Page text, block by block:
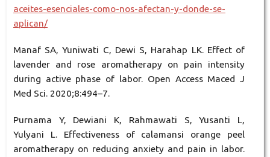
aceites-esenciales-como-nos-afectan-y-donde-se-
aplican/
Manaf SA, Yuniwati C, Dewi S, Harahap LK. Effect of
lavender and rose aromatherapy on pain intensity
during active phase of labor. Open Access Maced J
Med Sci. 2020;8:494–7.
Purnama Y, Dewiani K, Rahmawati S, Yusanti L,
Yulyani L. Effectiveness of calamansi orange peel
aromatherapy on reducing anxiety and pain in labor.